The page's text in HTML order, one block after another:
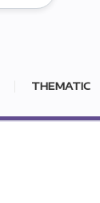
THEMATIC